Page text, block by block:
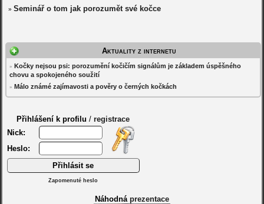
» Seminář o tom jak porozumět své kočce
Aktuality z internetu
» Kočky nejsou psi: porozumění kočičím signálům je základem úspěšného
chovu a spokojeného soužití
» Málo známé zajímavosti a pověry o černých kočkách
Přihlášení k profilu /registrace
Nick:
Heslo:
Zapomenuté heslo
Náhodná prezentace